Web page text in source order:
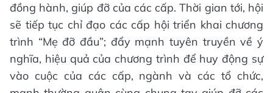
đồng hành, giúp đỡ của các cấp. Thời gian tới, hội
sẽ tiếp tục chỉ đạo các cấp hội triển khai chương
trình “Mẹ đỡ đầu”; đẩy mạnh tuyên truyền về ý
nghĩa, hiệu quả của chương trình để huy động sự
vào cuộc của các cấp, ngành và các tổ chức,